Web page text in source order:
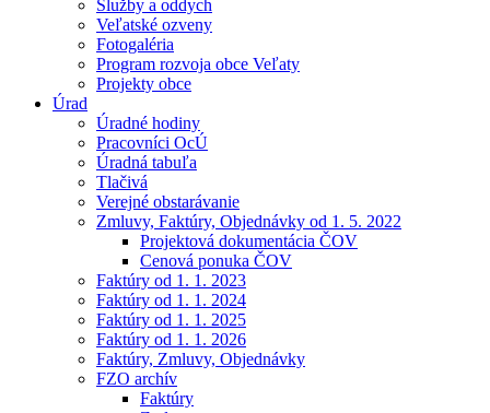
Služby a oddych
Veľatské ozveny
Fotogaléria
Program rozvoja obce Veľaty
Projekty obce
Úrad
Úradné hodiny
Pracovníci OcÚ
Úradná tabuľa
Tlačivá
Verejné obstarávanie
Zmluvy, Faktúry, Objednávky od 1. 5. 2022
Projektová dokumentácia ČOV
Cenová ponuka ČOV
Faktúry od 1. 1. 2023
Faktúry od 1. 1. 2024
Faktúry od 1. 1. 2025
Faktúry od 1. 1. 2026
Faktúry, Zmluvy, Objednávky
FZO archív
Faktúry